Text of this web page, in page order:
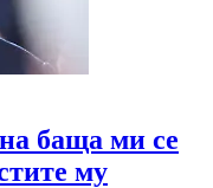
баща ми се
му